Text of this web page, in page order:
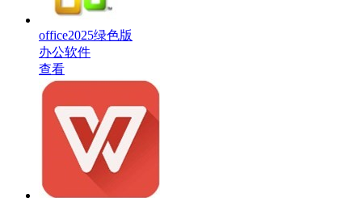
office2025绿色版
办公软件
查看